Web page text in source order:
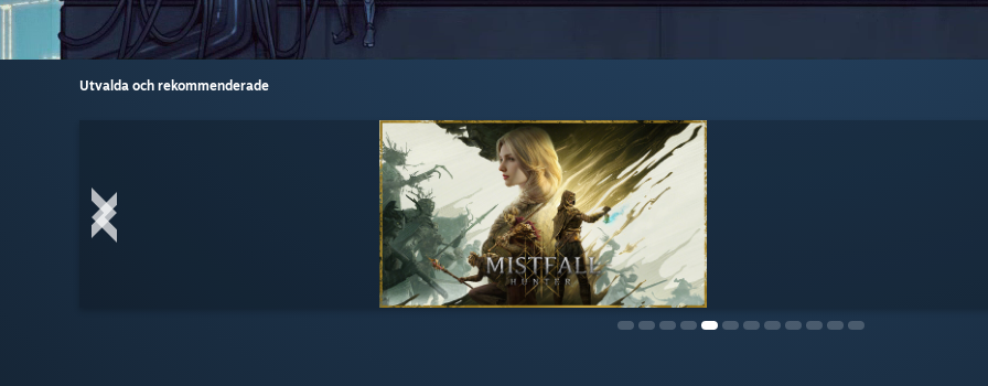
Utvalda och rekommenderade